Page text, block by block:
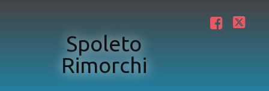
Facebook
Spoleto
Rimorchi